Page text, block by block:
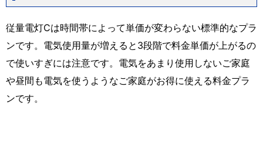
従量電灯Cは時間帯によって単価が変わらない標準的なプラ
ンです。電気使用量が増えると3段階で料金単価が上がるの
で使いすぎには注意です。電気をあまり使用しないご家庭
や昼間も電気を使うようなご家庭がお得に使える料金プラ
ンです。